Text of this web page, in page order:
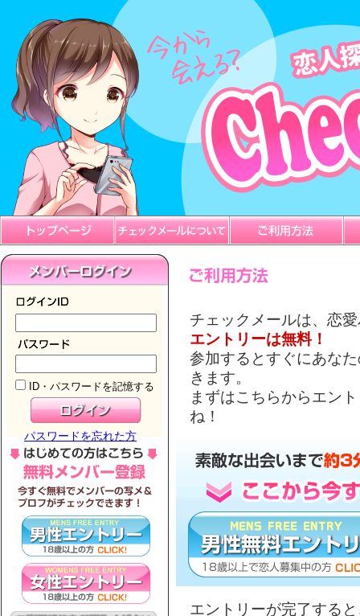
ID・パスワードを記憶する
パスワードを忘れた方
チェックメールは、恋
エントリーは無料！
参加するとすぐにあな
きます。
まずはこちらからエン
ね！
エントリーが完了する